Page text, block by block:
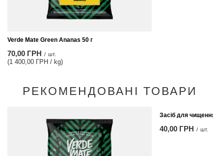
Verde Mate Green Ananas 50 г
70,00 ГРН / шт.
(1 400,00 ГРН / kg)
РЕКОМЕНДОВАНІ ТОВАРИ
Засіб для чищення
40,00 ГРН / шт.